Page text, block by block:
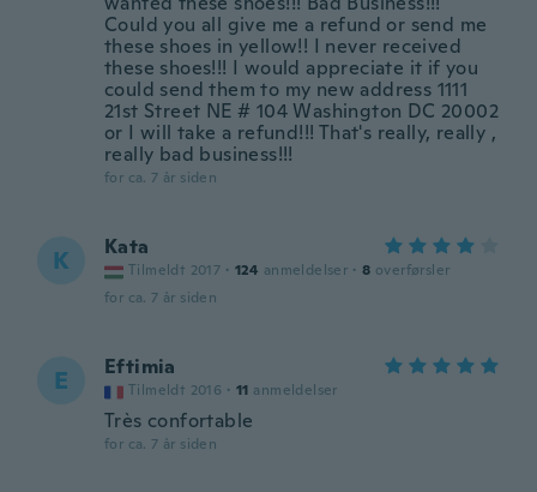
Could you all give me a refund or send me
these shoes in yellow!! I never received
these shoes!!! I would appreciate it if you
could send them to my new address 1111
21st Street NE # 104 Washington DC 20002
or I will take a refund!!! That's really, really ,
really bad business!!!
for ca. 7 år siden
K Kata
Tilmeldt 2017 · 124 anmeldelser · 8 overførsler
for ca. 7 år siden
E Eftimia
Tilmeldt 2016 · 11 anmeldelser
Très confortable
for ca. 7 år siden